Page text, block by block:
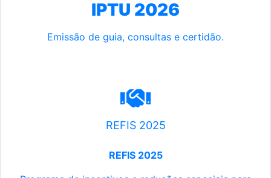
IPTU 2026
Emissão de guia, consultas e certidão.
REFIS 2025
REFIS 2025